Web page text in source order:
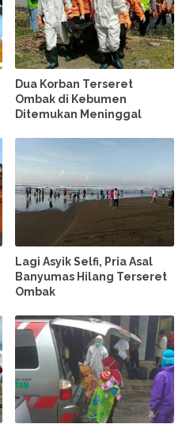
Dua Korban Terseret
Ombak di Kebumen
Ditemukan Meninggal
Lagi Asyik Selfi, Pria Asal
Banyumas Hilang Terseret
Ombak